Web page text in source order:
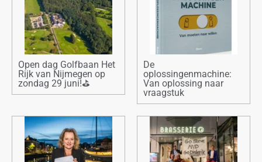
Open dag Golfbaan Het
Rijk van Nijmegen op
zondag 29 juni!⛳
De
oplossingenmachine:
Van oplossing naar
vraagstuk